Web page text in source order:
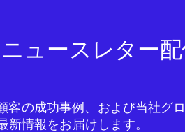
ュースレター
客の成功事例、および当社グ
新情報をお届けします。